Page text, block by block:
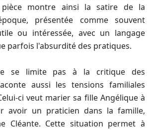
montre ainsi la satire de la
présentée comme souvent
ou intéressée, avec un langage
parfois l'absurdité des pratiques.
se limite pas à la critique des
aussi les tensions familiales
ci veut marier sa fille Angélique à
avoir un praticien dans la famille,
Cléante. Cette situation permet à